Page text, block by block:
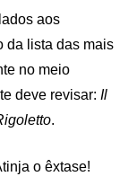
aos
da lista das mais
no meio
deve revisar:Il
.
o êxtase!